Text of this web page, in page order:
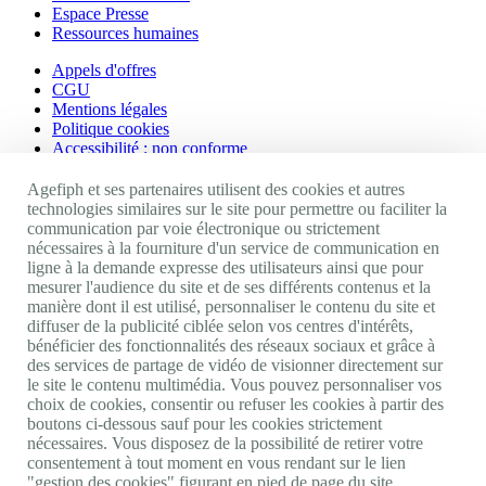
Espace Presse
Ressources humaines
Appels d'offres
CGU
Mentions légales
Politique cookies
Accessibilité : non conforme
Nos autres sites
Site portail Agefiph
Activateur de progrès
Handinnov
Innovation et recherche
Université du RRH
Service AppuiPro
Nous suivre
Youtube
Linkedin
Facebook
Agefiph et ses partenaires utilisent des cookies et autres
technologies similaires sur le site pour permettre ou faciliter la
communication par voie électronique ou strictement
nécessaires à la fourniture d'un service de communication en
ligne à la demande expresse des utilisateurs ainsi que pour
mesurer l'audience du site et de ses différents contenus et la
manière dont il est utilisé, personnaliser le contenu du site et
diffuser de la publicité ciblée selon vos centres d'intérêts,
bénéficier des fonctionnalités des réseaux sociaux et grâce à
des services de partage de vidéo de visionner directement sur
le site le contenu multimédia. Vous pouvez personnaliser vos
choix de cookies, consentir ou refuser les cookies à partir des
boutons ci-dessous sauf pour les cookies strictement
nécessaires. Vous disposez de la possibilité de retirer votre
consentement à tout moment en vous rendant sur le lien
"gestion des cookies" figurant en pied de page du site.